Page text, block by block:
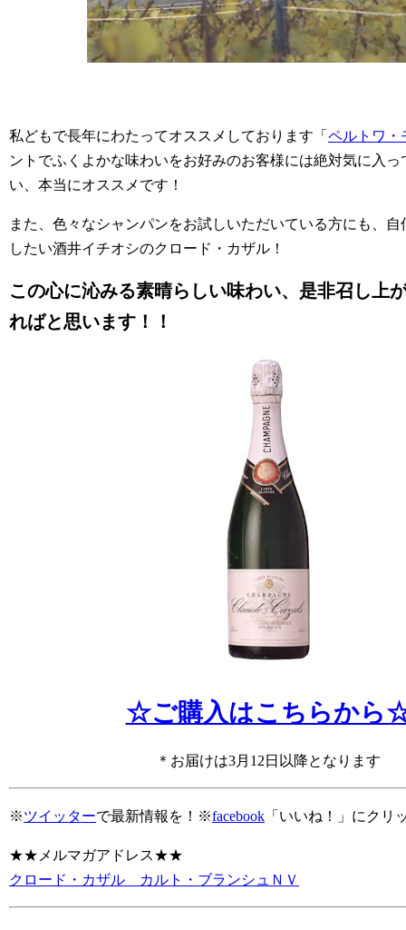
私どもで長年にわたってオススメしております「 ペルトワ・
ントでふくよかな味わいをお好みのお客様には絶対気に入
い、本当にオススメです！
また、色々なシャンパンをお試しいただいている方にも、
したい酒井イチオシのクロード・カザル！
この心に沁みる素晴らしい味わい、是非召し上
ればと思います！！
☆ご購入はこちらから
＊お届けは3月12日以降となります
※ツイッターで最新情報を！※facebook 「いいね！」にクリ
★★メルマガアドレス★★
クロード・カザル カルト・ブランシュＮＶ